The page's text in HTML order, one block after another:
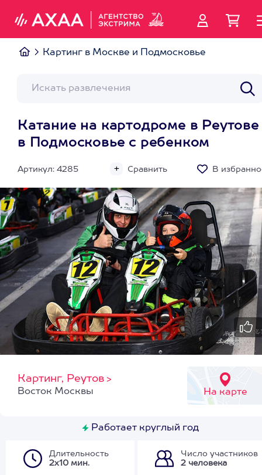
Картинг в Москве и Подмосковье
Катание на картодроме в Реутове
в Подмосковье с ребенком
Артикул: 4285 Сравнить В
Картинг, Реутов >
На карте
Восток Москвы
Работает круглый год
Длительность
2х10 мин.
Число участников
2 человека